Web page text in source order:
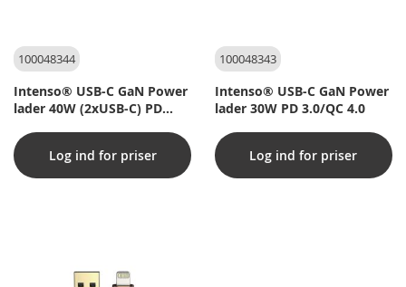
100048344
Intenso® USB-C GaN Power
lader 40W (2xUSB-C) PD
Log ind for priser
100048343
Intenso® USB-C GaN Power
lader 30W PD 3.0/QC 4.0
Log ind for priser